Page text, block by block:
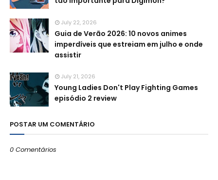
July 22, 2026
Guia de Verão 2026: 10 novos animes
imperdíveis que estreiam em julho e onde
assistir
July 21, 2026
Young Ladies Don't Play Fighting Games
episódio 2 review
POSTAR UM COMENTÁRIO
0 Comentários